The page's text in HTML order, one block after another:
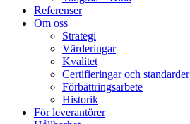
Referenser
Om oss
Strategi
Värderingar
Kvalitet
Certifieringar och standarder
Förbättringsarbete
Historik
För leverantörer